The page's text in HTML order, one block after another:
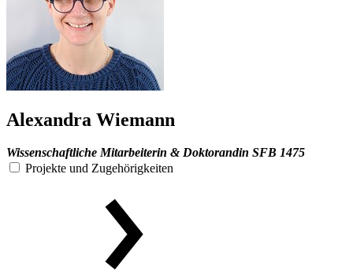
Alexandra Wiemann
Wissenschaftliche Mitarbeiterin & Doktorandin SFB 1475
Projekte und Zugehörigkeiten